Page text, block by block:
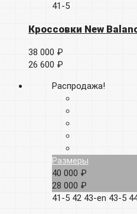
41-5
Кроссовки New
38 000 ₽
26 600 ₽
Распродажа!
Размеры
40 000 ₽
28 000 ₽
41-5 42 43-en 43-5